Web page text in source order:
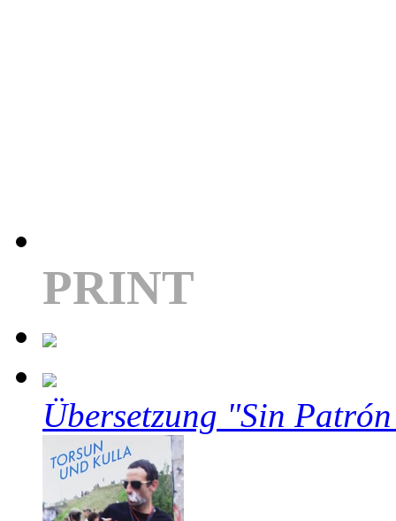
PRINT
Übersetzung "Sin